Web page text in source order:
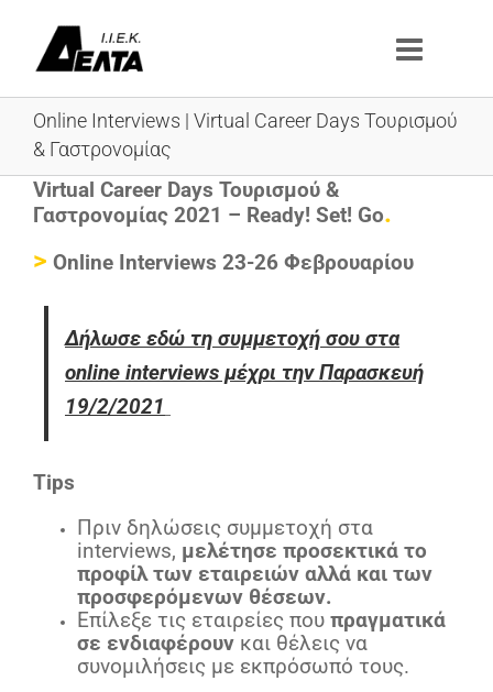
περιεχόμενο
Online Interviews | Virtual Career Days Τουρισμού
& Γαστρονομίας
Virtual Career Days Τουρισμού &
Γαστρονομίας 2021 – Ready! Set! Go.
> Online Interviews 23-26 Φεβρουαρίου
Δήλωσε εδώ τη συμμετοχή σου στα
online interviews μέχρι την Παρασκευή
19/2/2021
Tips
Πριν δηλώσεις συμμετοχή στα
interviews, μελέτησε προσεκτικά το
προφίλ των εταιρειών αλλά και των
προσφερόμενων θέσεων.
Επίλεξε τις εταιρείες που πραγματικά
σε ενδιαφέρουν και θέλεις να
συνομιλήσεις με εκπρόσωπό τους.